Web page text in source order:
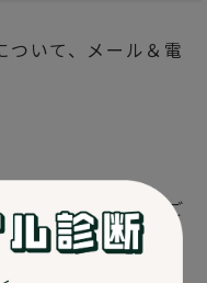
ついて、メール＆電
ご相談、ご質問、ご
る内容に関してはメ